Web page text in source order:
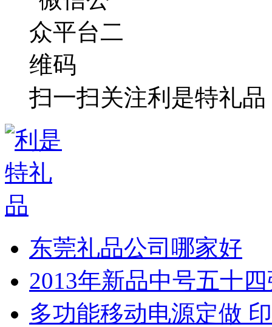
扫一扫关注利是特礼品
东莞礼品公司哪家好
2013年新品中号五十
多功能移动电源定做